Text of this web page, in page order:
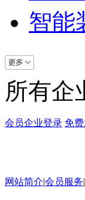
智能
所有企
会员企业登录 免
网站简介|会员服务|